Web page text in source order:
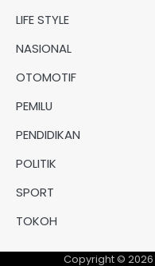
LIFE STYLE
NASIONAL
OTOMOTIF
PEMILU
PENDIDIKAN
POLITIK
SPORT
TOKOH
Copyright © 2026